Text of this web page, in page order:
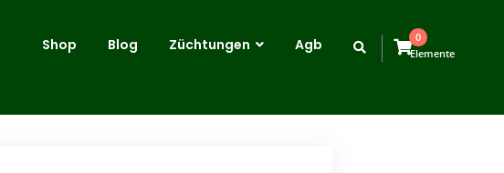
Shop Blog Züchtungen Agb
0
Elemente